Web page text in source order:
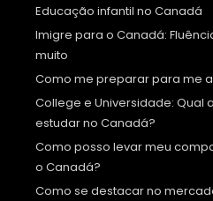
Educação infantil no Canadá
Imigre para o Canadá:
muito
Como me preparar para me
College e Universidade: Qual
estudar no Canadá?
Como posso levar meu
o Canadá?
Como se destacar no